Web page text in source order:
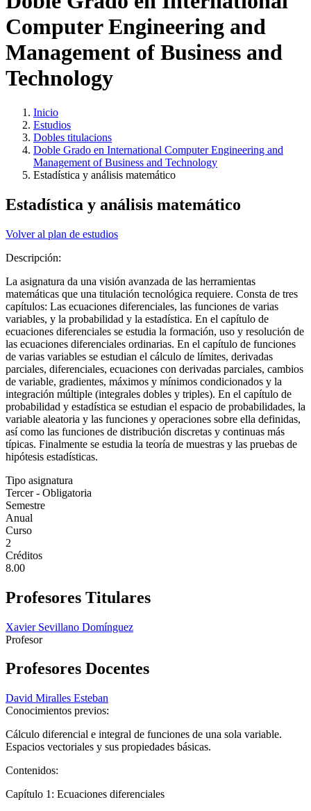
Computer Engineering and
Management of Business and
Technology
Inicio
Estudios
Dobles titulacions
Doble Grado en International Computer Engineering and
Management of Business and Technology
Estadística y análisis matemático
Estadística y análisis matemático
Volver al plan de estudios
Descripción:
La asignatura da una visión avanzada de las herramientas
matemáticas que una titulación tecnológica requiere. Consta de tres
capítulos: Las ecuaciones diferenciales, las funciones de varias
variables, y la probabilidad y la estadística. En el capítulo de
ecuaciones diferenciales se estudia la formación, uso y resolución de
las ecuaciones diferenciales ordinarias. En el capítulo de funciones
de varias variables se estudian el cálculo de límites, derivadas
parciales, diferenciales, ecuaciones con derivadas parciales, cambios
de variable, gradientes, máximos y mínimos condicionados y la
integración múltiple (integrales dobles y triples). En el capítulo de
probabilidad y estadística se estudian el espacio de probabilidades, la
variable aleatoria y las funciones y operaciones sobre ella definidas,
así como las funciones de distribución discretas y continuas más
típicas. Finalmente se estudia la teoría de muestras y las pruebas de
hipótesis estadísticas.
Tipo asignatura
Tercer - Obligatoria
Semestre
Anual
Curso
2
Créditos
8.00
Profesores Titulares
Xavier Sevillano Domínguez
Profesor
Profesores Docentes
David Miralles Esteban
Conocimientos previos:
Cálculo diferencial e integral de funciones de una sola variable.
Espacios vectoriales y sus propiedades básicas.
Contenidos:
Capítulo 1: Ecuaciones diferenciales